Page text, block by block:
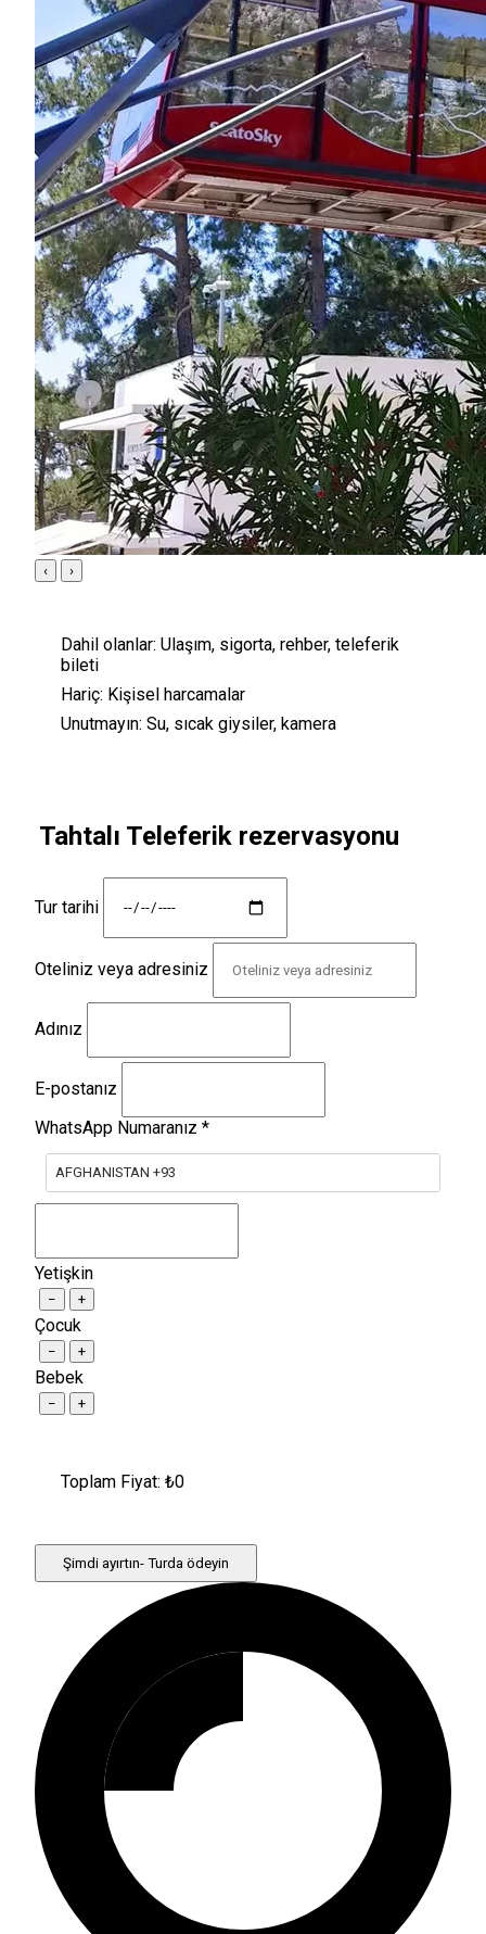
‹ ›
Dahil olanlar: Ulaşım, sigorta, rehber, teleferik
bileti
Hariç: Kişisel harcamalar
Unutmayın: Su, sıcak giysiler, kamera
Tahtalı Teleferik rezervasyonu
Tur tarihi
Oteliniz veya adresiniz
Adınız
E-postanız
WhatsApp Numaranız *
AFGHANISTAN +93
Yetişkin
− +
Çocuk
− +
Bebek
− +
Toplam Fiyat: ₺0
Şimdi ayırtın- Turda ödeyin